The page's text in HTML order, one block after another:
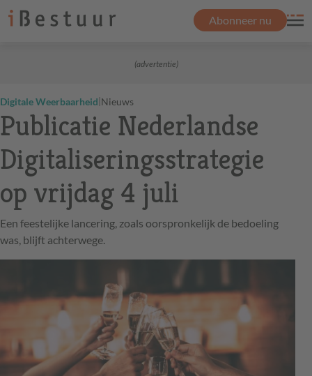
Abonneer nu
(advertentie)
Digitale Weerbaarheid|Nieuws
Publicatie Nederlandse
Digitaliseringsstrategie
op vrijdag 4 juli
Een feestelijke lancering, zoals oorspronkelijk de bedoeling
was, blijft achterwege.